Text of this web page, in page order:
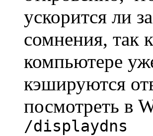
ускорится ли
сомнения, так
компьютере
кэшируются
посмотреть в
/displaydns